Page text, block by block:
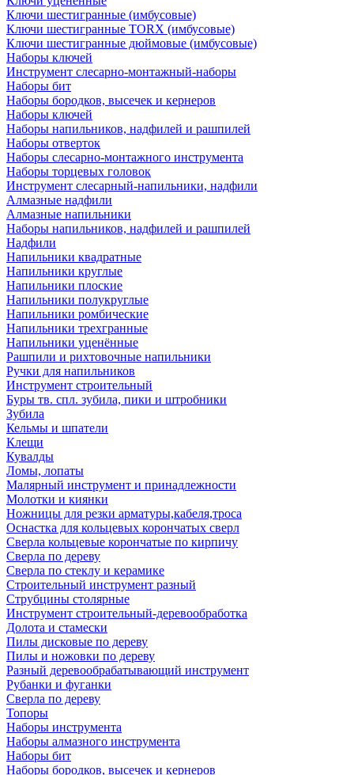
Ключи шестигранные (имбусовые)
Ключи шестигранные TORX (имбусовые)
Ключи шестигранные дюймовые (имбусовые)
Наборы ключей
Инструмент слесарно-монтажный-наборы
Наборы бит
Наборы бородков, высечек и кернеров
Наборы ключей
Наборы напильников, надфилей и рашпилей
Наборы отверток
Наборы слесарно-монтажного инструмента
Наборы торцевых головок
Инструмент слесарный-напильники, надфили
Алмазные надфили
Алмазные напильники
Наборы напильников, надфилей и рашпилей
Надфили
Напильники квадратные
Напильники круглые
Напильники плоские
Напильники полукруглые
Напильники ромбические
Напильники трехгранные
Напильники уценённые
Рашпили и рихтовочные напильники
Ручки для напильников
Инструмент строительный
Буры тв. спл. зубила, пики и штробники
Зубила
Кельмы и шпатели
Клещи
Кувалды
Ломы, лопаты
Малярный инструмент и принадлежности
Молотки и киянки
Ножницы для резки арматуры,кабеля,троса
Оснастка для кольцевых корончатых сверл
Сверла кольцевые корончатые по кирпичу
Сверла по дереву
Сверла по стеклу и керамике
Строительный инструмент разный
Струбцины столярные
Инструмент строительный-деревообработка
Долота и стамески
Пилы дисковые по дереву
Пилы и ножовки по дереву
Разный деревообрабатывающий инструмент
Рубанки и фуганки
Сверла по дереву
Топоры
Наборы инструмента
Наборы алмазного инструмента
Наборы бит
Наборы бородков, высечек и кернеров